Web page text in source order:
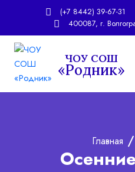
(+7 8442) 39-67-31
400087, г.
ЧОУ СОШ
«Родник»
Главная